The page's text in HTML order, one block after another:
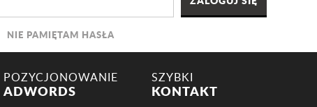
NIE PAMIĘTAM HASŁA
POZYCJONOWANIE
ADWORDS
SZYBKI
KONTAKT